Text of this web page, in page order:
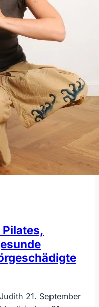
21. September